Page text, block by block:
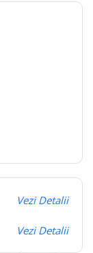
Vezi Detalii
Vezi Detalii